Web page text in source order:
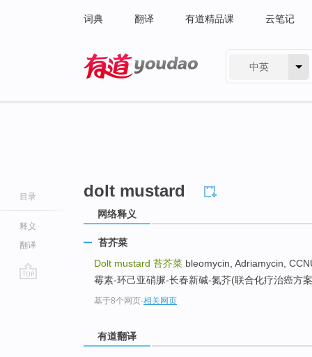
词典 翻译 有道精品课 云笔记
中英
目录
释义
翻译
dolt mustard
网络释义
苔芥菜
Dolt mustard 苔芥菜 bleomycin, Adriamycin,
霉素-环己亚硝脲-长春新碱-氮芥(联合化疗治癌方
基于8个网页-相关网页
有道翻译